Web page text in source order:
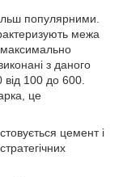
популярними.
межа
максимально
з даного
100 до 600.
це
цемент і